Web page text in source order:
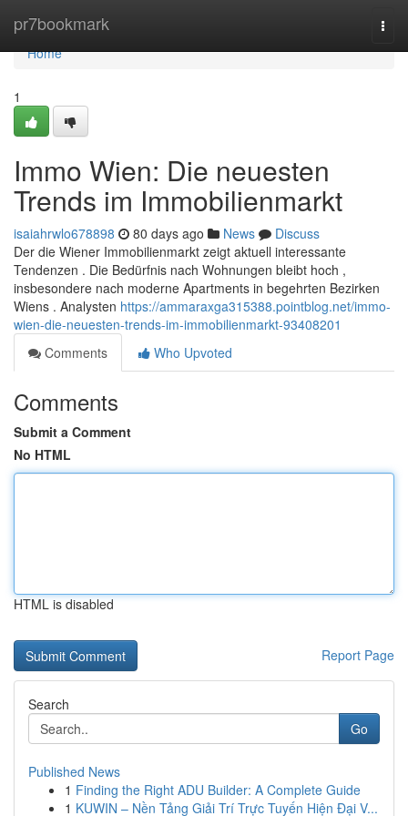
pr7bookmark
Home
Home
1
Immo Wien: Die neuesten
Trends im Immobilienmarkt
isaiahrwlo678898 80 days ago News
Discuss
Der die Wiener Immobilienmarkt zeigt aktuell interessante
Tendenzen . Die Bedürfnis nach Wohnungen bleibt hoch ,
insbesondere nach moderne Apartments in begehrten Bezirken
Wiens . Analysten https://ammaraxga315388.pointblog.net/immo-
wien-die-neuesten-trends-im-immobilienmarkt-93408201
Comments
Who Upvoted
Comments
Submit a Comment
No HTML
HTML is disabled
Report Page
Search
Go
Published News
1 Finding the Right ADU Builder: A Complete Guide
1 KUWIN – Nền Tảng Giải Trí Trực Tuyến Hiện Đại V...